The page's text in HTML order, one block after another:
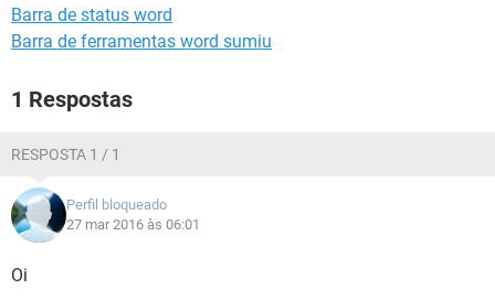
Barra de status word
Barra de ferramentas word sumiu
1 Respostas
RESPOSTA 1 / 1
Perfil bloqueado
27 mar 2016 às 06:01
Oi